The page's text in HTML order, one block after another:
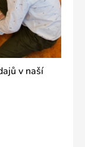
v naší